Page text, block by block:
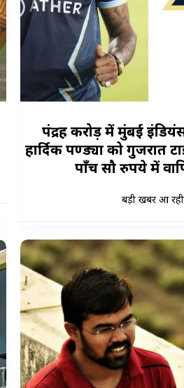
पंद्रह करोड़ में मुंबई
हार्दिक पण्ड्या को गुजरात
पाँच सौ रुपये में
बड़ी खबर आ